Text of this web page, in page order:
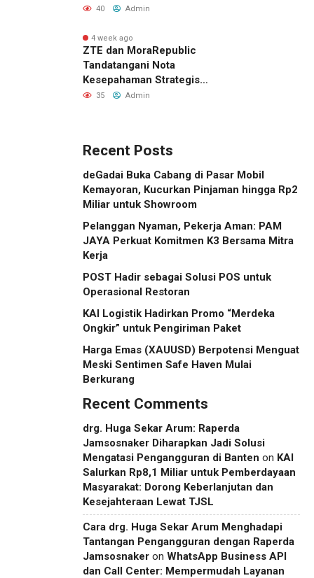
Sverdlovsk, Rusia untuk
40 Admin
4 week ago
ZTE dan MoraRepublic
Tandatangani Nota
Kesepahaman Strategis
untuk Memperluas
35 Admin
Recent Posts
deGadai Buka Cabang di Pasar Mobil
Kemayoran, Kucurkan Pinjaman hingga Rp2
Miliar untuk Showroom
Pelanggan Nyaman, Pekerja Aman: PAM
JAYA Perkuat Komitmen K3 Bersama Mitra
Kerja
POST Hadir sebagai Solusi POS untuk
Operasional Restoran
KAI Logistik Hadirkan Promo “Merdeka
Ongkir” untuk Pengiriman Paket
Harga Emas (XAUUSD) Berpotensi Menguat
Meski Sentimen Safe Haven Mulai
Berkurang
Recent Comments
drg. Huga Sekar Arum: Raperda
Jamsosnaker Diharapkan Jadi Solusi
Mengatasi Pengangguran di Banten on KAI
Salurkan Rp8,1 Miliar untuk Pemberdayaan
Masyarakat: Dorong Keberlanjutan dan
Kesejahteraan Lewat TJSL
Cara drg. Huga Sekar Arum Menghadapi
Tantangan Pengangguran dengan Raperda
Jamsosnaker on WhatsApp Business API
dan Call Center: Mempermudah Layanan